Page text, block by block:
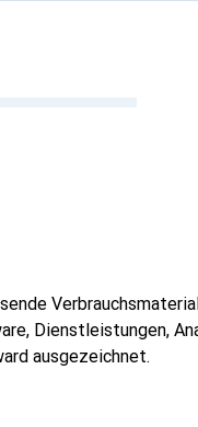
Dienstleistungen,
ausgezeichnet.